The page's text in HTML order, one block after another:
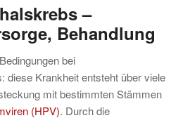
–
Behandlung
bei
diese Krankheit entsteht über viele
mit bestimmten Stämmen
(HPV). Durch die